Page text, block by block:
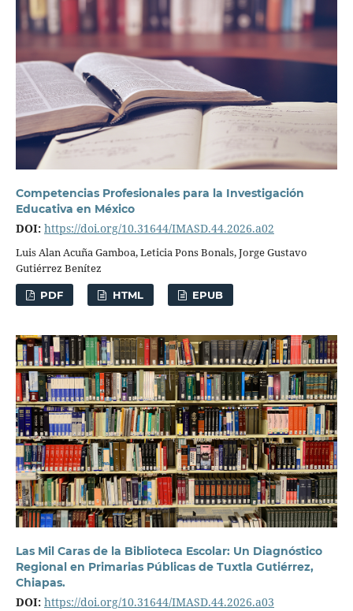
Competencias Profesionales para la Investigación
Educativa en México
DOI: https://doi.org/10.31644/IMASD.44.2026.a02
Luis Alan Acuña Gamboa, Leticia Pons Bonals, Jorge Gustavo
Gutiérrez Benítez
PDF HTML EPUB
Las Mil Caras de la Biblioteca Escolar: Un Diagnóstico
Regional en Primarias Públicas de Tuxtla Gutiérrez,
Chiapas.
DOI: https://doi.org/10.31644/IMASD.44.2026.a03